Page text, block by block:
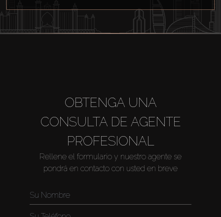
OBTENGA UNA
CONSULTA DE AGENTE
PROFESIONAL
Rellene el formulario y nuestro agente se
pondrá en contacto con usted en breve